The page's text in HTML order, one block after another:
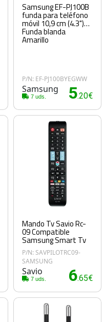
Samsung EF-PJ100B
funda para teléfono
móvil 10,9 cm (4.3")
Funda blanda
Amarillo
P/N: EF-PJ100BYEGWW
Samsung
7 uds. 5.20€
Mando Tv Savio Rc-
09 Compatible
Samsung Smart Tv
P/N: SAVPILOTRC09-
SAMSUNG
Savio
7 uds. 6.65€